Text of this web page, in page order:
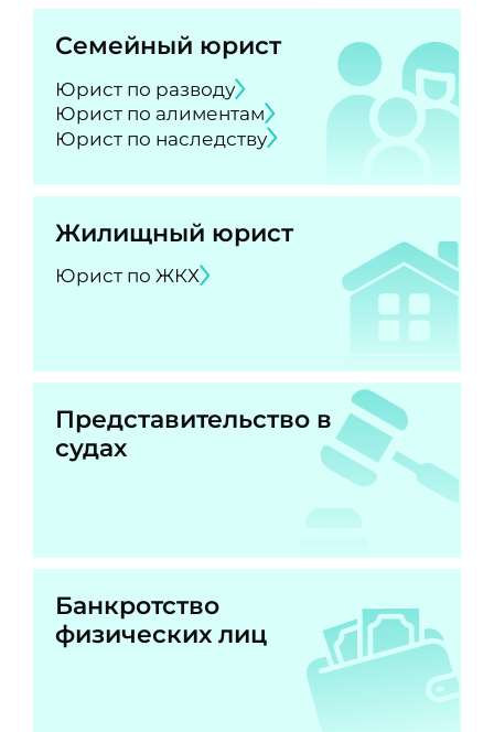
Семейный юрист
Юрист по разводу
Юрист по алиментам
Юрист по наследству
Жилищный юрист
Юрист по ЖКХ
Представительство в
судах
Банкротство
физических лиц